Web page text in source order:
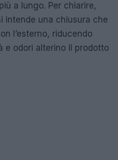
a lungo. Per chiarire,
intende una chiusura che
l’esterno, riducendo
e odori alterino il prodotto